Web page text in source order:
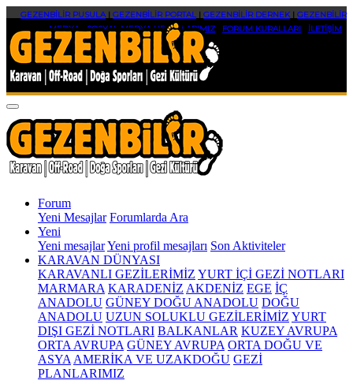
GEZENBİLİR PUSULA| GEZENBİLİR PORTAL| GEZENBİLİR DERNEK| GEZENBİLİR
MEDYA|SOSYAL MEDYA HESAPLARIMIZ FORUM KURALLARI İLETİŞİM
Forum
Yeni Mesajlar Forumlarda Ara
Yeni
Yeni mesajlarYeni profil mesajları Son Aktiviteler
KARAVAN DÜNYASI
KARAVANLI GEZİLERİMİZ YURT İÇİ GEZİ NOTLARI
MARMARA KARADENİZ AKDENİZ EGE İÇ
ANADOLU GÜNEY DOĞU ANADOLU DOĞU
ANADOLU UZUN SOLUKLU GEZİLERİMİZ YURT
DIŞI GEZİ NOTLARI BALKANLAR KUZEY AVRUPA
ORTA AVRUPA GÜNEY AVRUPA ORTA DOĞU VE
ASYA AMERİKA VE UZAKDOĞU GEZİ
PLANLARIMIZ